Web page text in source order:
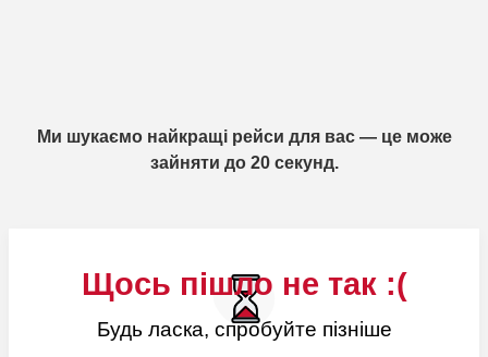
Щось пішло не так :(
Будь ласка, спробуйте пізніше
Ми шукаємо найкращі рейси для вас — це може
зайняти до 20 секунд.